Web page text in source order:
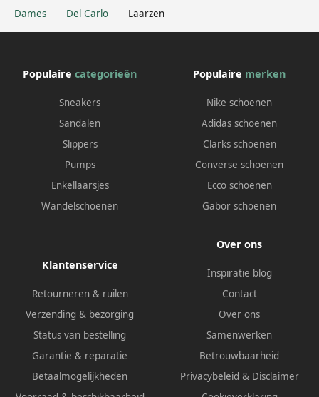
Dames Del Carlo Laarzen
Populaire categorieën
Sneakers
Sandalen
Slippers
Pumps
Enkellaarsjes
Wandelschoenen
Populaire merken
Nike schoenen
Adidas schoenen
Clarks schoenen
Converse schoenen
Ecco schoenen
Gabor schoenen
Klantenservice
Retourneren & ruilen
Verzending & bezorging
Status van bestelling
Garantie & reparatie
Betaalmogelijkheden
Over ons
Inspiratie blog
Contact
Over ons
Samenwerken
Betrouwbaarheid
Privacybeleid & Disclaimer